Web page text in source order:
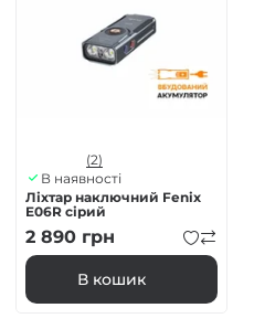
(2)
В наявності
Ліхтар наключний Fenix
E06R сірий
2 890 грн
В кошик